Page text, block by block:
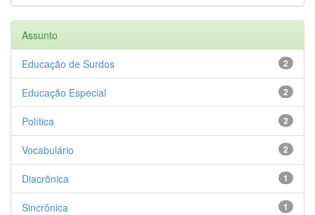
Assunto
2
Educação de Surdos
2
Educação Especial
2
Política
2
Vocabulário
1
Diacrõnica
1
Sincrônica